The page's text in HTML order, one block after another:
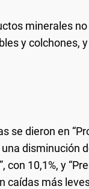
minerales no
y colchones,
se dieron en
disminución
10,1%, y
caídas más